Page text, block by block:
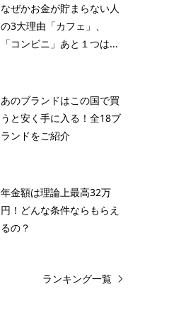
なぜかお金が貯まらない人
の3大理由「カフェ」、
「コンビニ」あと１つは...
あのブランドはこの国で買
うと安く手に入る！全18ブ
ランドをご紹介
年金額は理論上最高32万
円！どんな条件ならもらえ
るの？
ランキング一覧